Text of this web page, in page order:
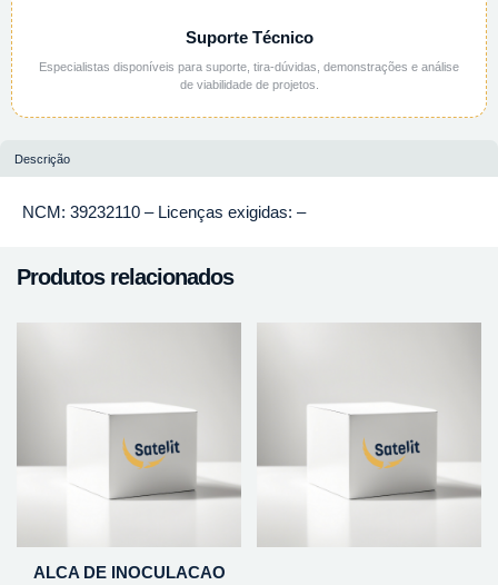
Suporte Técnico
Especialistas disponíveis para suporte, tira-dúvidas, demonstrações e análise
de viabilidade de projetos.
Descrição
NCM: 39232110 – Licenças exigidas: –
Produtos relacionados
ALCA DE INOCULACAO